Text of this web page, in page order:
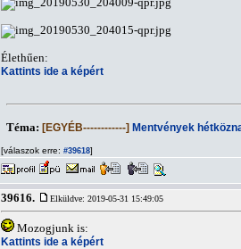
Élethűen:
Kattints ide a képért
Téma: [EGYÉB------------] Mentvények
[válaszok erre: #39618]
39616. Elküldve: 2019-05-31 15:49:05
Mozogjunk is:
Kattints ide a képért